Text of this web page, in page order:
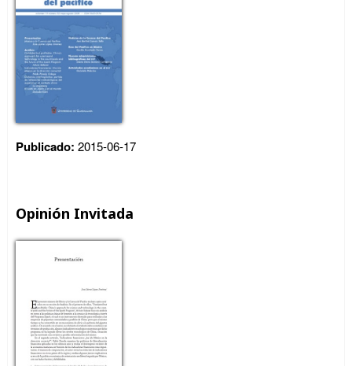
Publicado: 2015-06-17
Opinión Invitada